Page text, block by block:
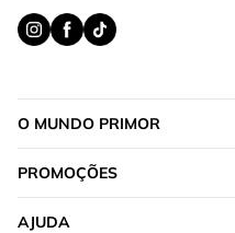
O MUNDO PRIMOR
PROMOÇÕES
AJUDA